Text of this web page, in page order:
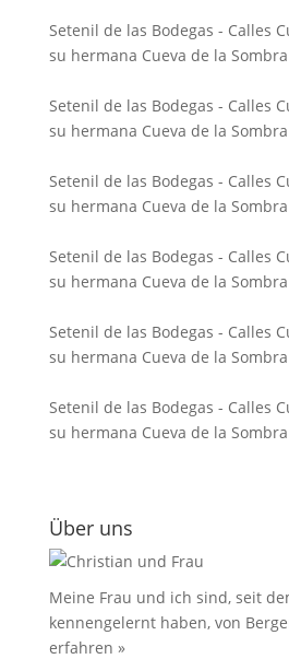
Setenil de las Bodegas - Calles
su hermana Cueva de la
Setenil de las Bodegas - Calles
su hermana Cueva de la
Setenil de las Bodegas - Calles
su hermana Cueva de la
Setenil de las Bodegas - Calles
su hermana Cueva de la
Setenil de las Bodegas - Calles
su hermana Cueva de la
Setenil de las Bodegas - Calles
su hermana Cueva de la
Über uns
Meine Frau und ich sind, seit
kennengelernt haben, von
erfahren »